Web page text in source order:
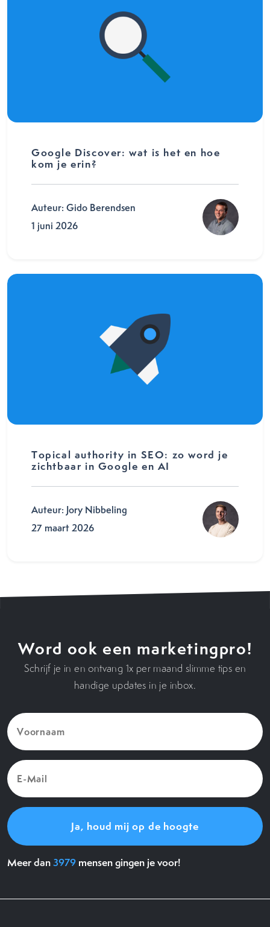
Google Discover: wat is het en hoe
kom je erin?
Auteur: Gido Berendsen
1 juni 2026
Topical authority in SEO: zo word je
zichtbaar in Google en AI
Auteur: Jory Nibbeling
27 maart 2026
Word ook een marketingpro!
Schrijf je in en ontvang 1x per maand slimme tips en
handige updates in je inbox.
Voornaam
(Vereist)
E-
Mail
(Vereist)
Meer dan3979 mensen gingen je voor!